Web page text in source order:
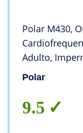
Polar M430,
Adulto,
Polar
9.5